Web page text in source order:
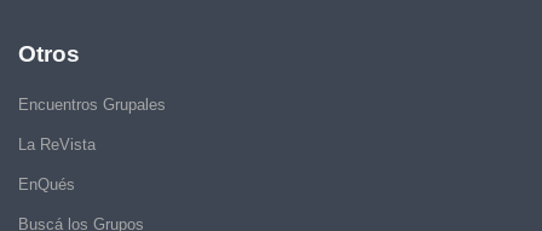
Otros
Encuentros Grupales
La ReVista
EnQués
Buscá los Grupos